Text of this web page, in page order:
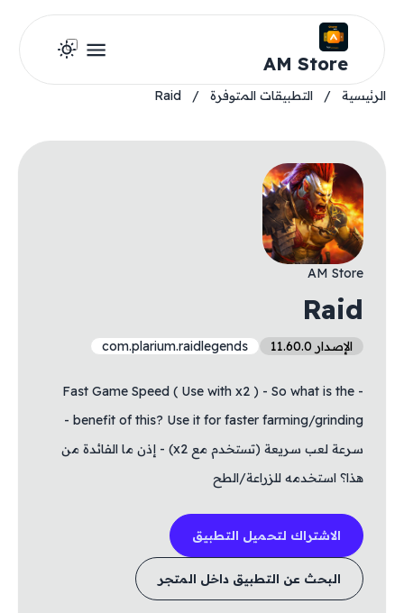
AM Store
الرئيسية / التطبيقات المتوفرة /
Raid
AM Store
Raid
الإصدار 11.60.0 com.plarium.raidlegends
- Fast Game Speed ( Use with x2 ) - So what is the
benefit of this? Use it for faster farming/grinding -
سرعة لعب سريعة (تستخدم مع x2) - إذن ما الفائدة من
هذا؟ استخدمه للزراعة/الطح
الاشتراك لتحميل التطبيق
البحث عن التطبيق داخل المتجر